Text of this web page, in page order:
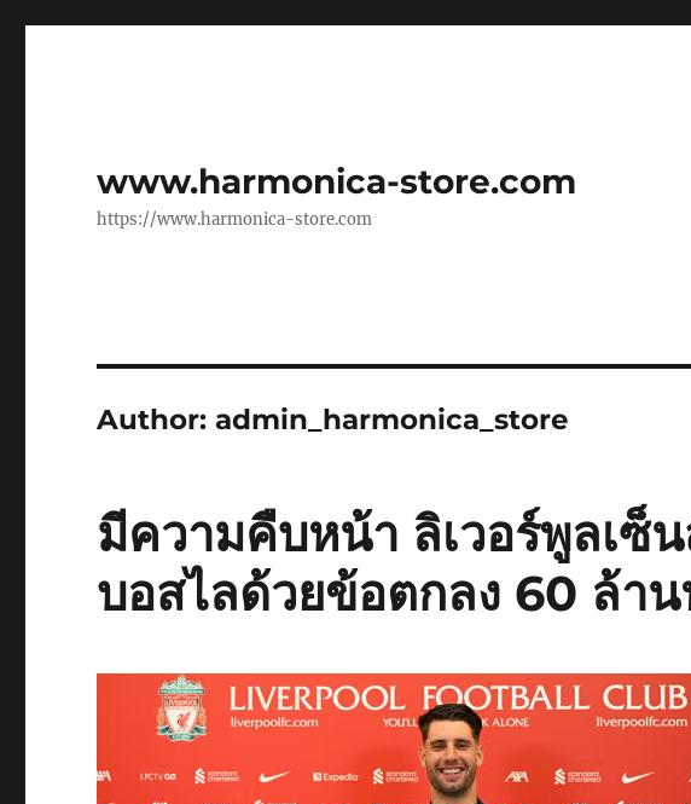
www.harmonica-store.com
https://www.harmonica-store.com
Author:admin_harmonica_store
มีความคืบหน้า ลิเวอร์พูลเ
บอสไลด้วยข้อตกลง 60 ล้า